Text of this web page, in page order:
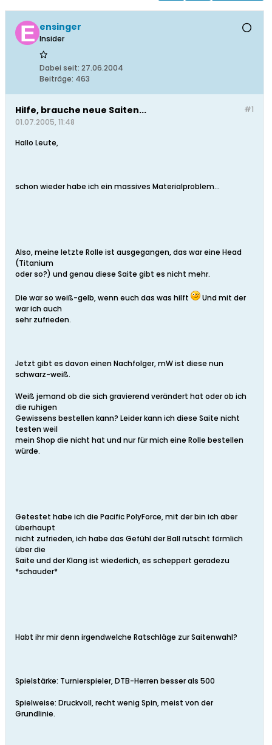
ensinger
Insider
Dabei seit: 27.06.2004
Beiträge: 463
#1
Hilfe, brauche neue Saiten...
01.07.2005, 11:48
Hallo Leute,
schon wieder habe ich ein massives Materialproblem...
Also, meine letzte Rolle ist ausgegangen, das war eine Head
(Titanium
oder so?) und genau diese Saite gibt es nicht mehr.
Die war so weiß-gelb, wenn euch das was hilft
Und mit der
war ich auch
sehr zufrieden.
Jetzt gibt es davon einen Nachfolger, mW ist diese nun
schwarz-weiß.
Weiß jemand ob die sich gravierend verändert hat oder ob ich
die ruhigen
Gewissens bestellen kann? Leider kann ich diese Saite nicht
testen weil
mein Shop die nicht hat und nur für mich eine Rolle bestellen
würde.
Getestet habe ich die Pacific PolyForce, mit der bin ich aber
überhaupt
nicht zufrieden, ich habe das Gefühl der Ball rutscht förmlich
über die
Saite und der Klang ist wiederlich, es scheppert geradezu
*schauder*
Habt ihr mir denn irgendwelche Ratschläge zur Saitenwahl?
Spielstärke: Turnierspieler, DTB-Herren besser als 500
Spielweise: Druckvoll, recht wenig Spin, meist von der
Grundlinie.